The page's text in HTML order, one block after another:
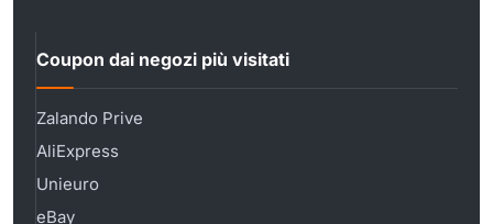
Coupon dai negozi più visitati
Zalando Prive
AliExpress
Unieuro
eBay